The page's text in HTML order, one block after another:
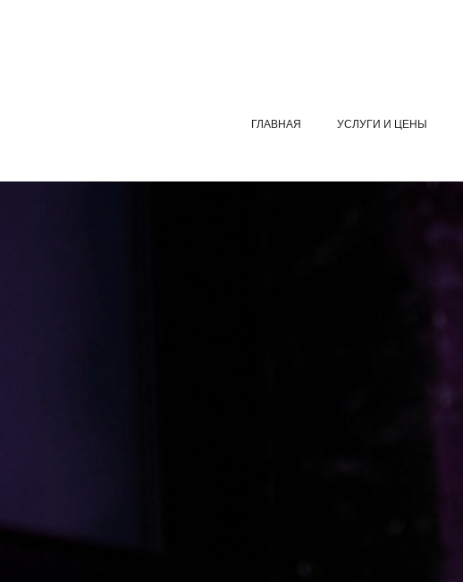
ГЛАВНАЯ УСЛУГИ И ЦЕНЫ